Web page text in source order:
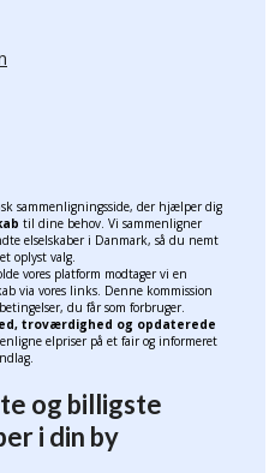
sammenligningsside, der hjælper dig
til dine behov. Vi sammenligner
elselskaber i Danmark, så du nemt
oplyst valg.
vores platform modtager vi en
via vores links. Denne kommission
du får som forbruger.
troværdighed og opdaterede
elpriser på et fair og informeret
og billigste
i din by